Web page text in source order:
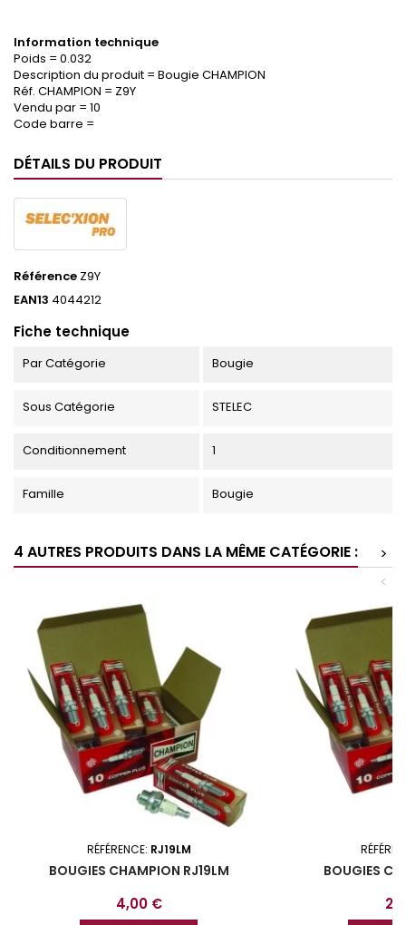
Information technique
Poids = 0.032
Description du produit = Bougie CHAMPION
Réf. CHAMPION = Z9Y
Vendu par = 10
Code barre =
DÉTAILS DU PRODUIT
Référence Z9Y
EAN13 4044212
Fiche technique
Par Catégorie Bougie
Sous Catégorie STELEC
Conditionnement 1
Famille Bougie
4 AUTRES PRODUITS DANS LA MÊME CATÉGORIE :
>
<
RÉFÉRENCE: RJ19LM
BOUGIES CHAMPION RJ19LM
Prix
4,00 €
BOUGIES
Prix